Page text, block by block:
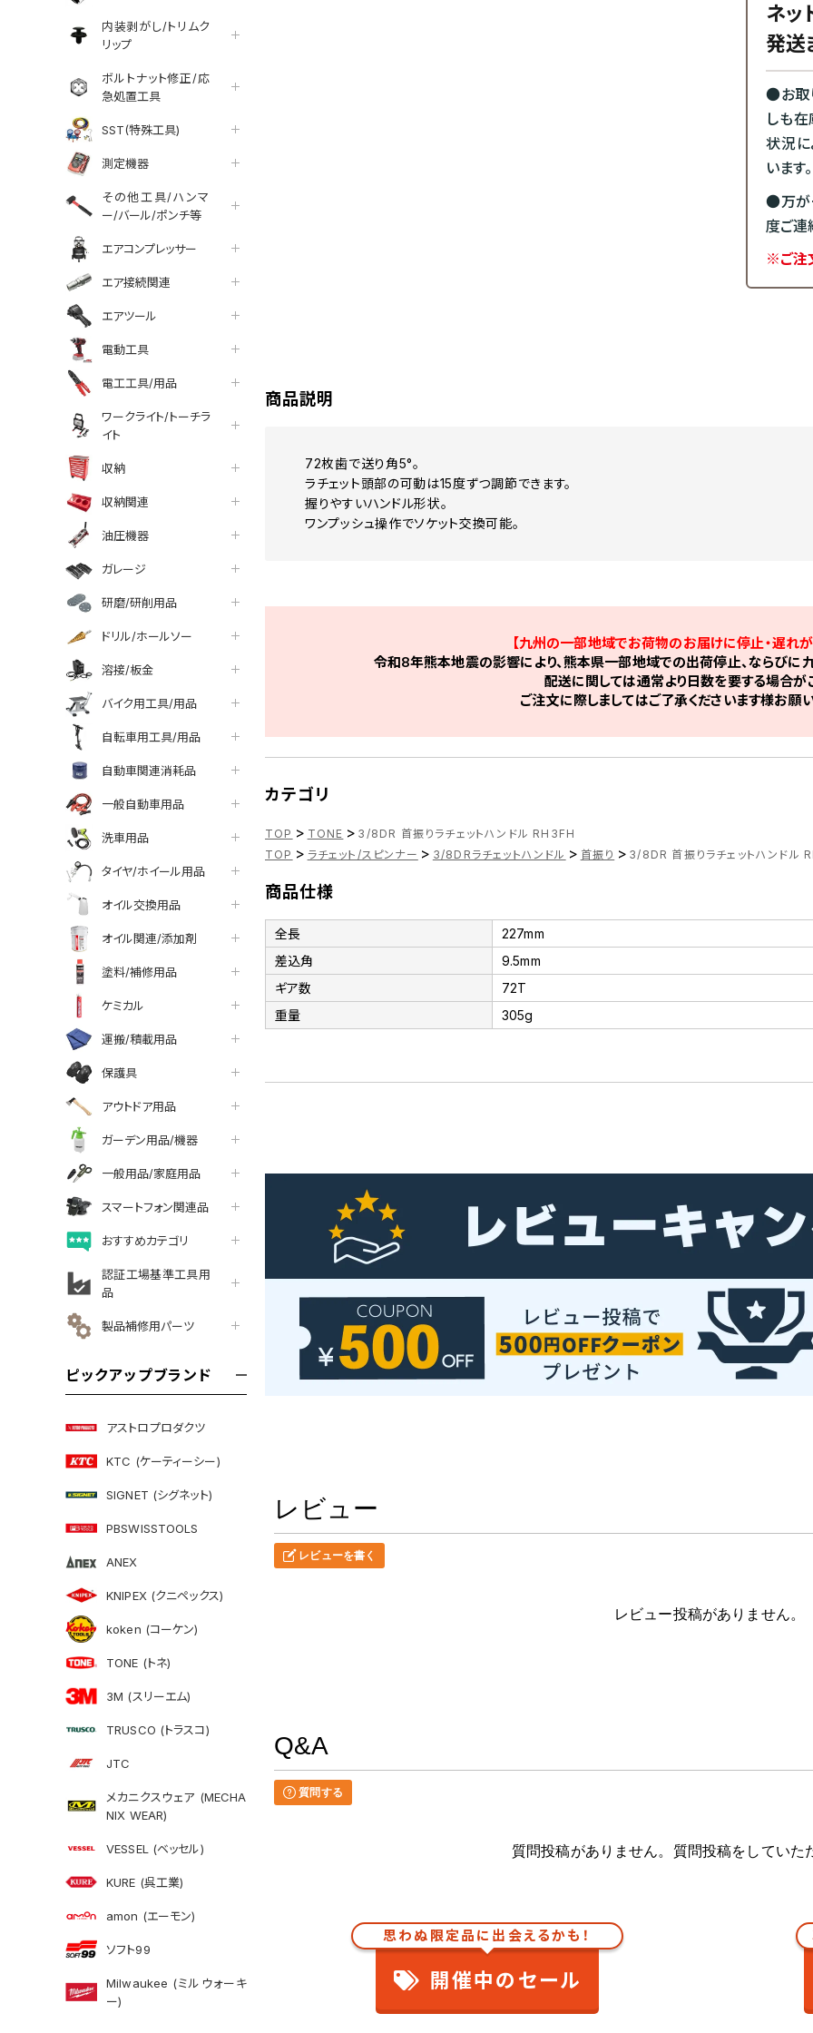
内装剥がし/トリムク
リップ
ボルトナット修正/応
急処置工具
SST(特殊工具)
測定機器
その他工具/ハンマ
ー/バール/ポンチ等
エアコンプレッサー
エア接続関連
エアツール
電動工具
電工工具/用品
ワークライト/トーチラ
イト
収納
収納関連
油圧機器
ガレージ
研磨/研削用品
ドリル/ホールソー
溶接/板金
バイク用工具/用品
自転車用工具/用品
自動車関連消耗品
一般自動車用品
洗車用品
タイヤ/ホイール用品
オイル交換用品
オイル関連/添加剤
塗料/補修用品
ケミカル
運搬/積載用品
保護具
アウトドア用品
ガーデン用品/機器
一般用品/家庭用品
スマートフォン関連品
おすすめカテゴリ
認証工場基準工具用
品
製品補修用パーツ
ピックアップブランド
アストロプロダクツ
KTC (ケーティーシー)
SIGNET (シグネット)
PBSWISSTOOLS
ANEX
KNIPEX (クニペックス)
koken (コーケン)
TONE (トネ)
3M (スリーエム)
TRUSCO (トラスコ)
JTC
メカニクスウェア (MECHA
NIX WEAR)
VESSEL (ベッセル)
KURE (呉工業)
amon (エーモン)
ソフト99
Milwaukee (ミルウォーキ
ー)
ネッ
発送
●お取
しも
状況に
います。
●万が
度ご連
※ご注
facebook
line
商品説明
72枚歯で送り角5°。
ラチェット頭部の可動は15度ずつ調節できます。
握りやすいハンドル形状。
ワンプッシュ操作でソケット交換可能。
【九州の一部地域でお荷物のお届けに停止・遅れが
令和8年熊本地震の影響により、熊本県一部地域での出荷停止、ならびに
配送に関しては通常より日数を要する場合が
ご注文に際しましてはご了承くださいます様お願
カテゴリ
TOP > TONE > 3/8DR 首振りラチェットハンドル RH3FH
TOP > ラチェット/スピンナー > 3/8DRラチェットハンドル > 首振り > 3/8DR 首振りラチェットハンドル
商品仕様
全長
227mm
差込角
9.5mm
ギア数
72T
重量
305g
レビュー
レビューを書く
レビュー投稿がありません。
Q&A
質問する
質問投稿がありません。質問投稿をしていた
思わぬ限定品に出会えるかも！
開催中のセール